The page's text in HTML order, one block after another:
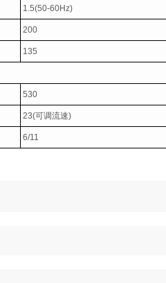
1.5(50-60Hz)
200
135
530
23(可调流速)
6/11